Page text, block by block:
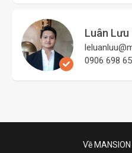
Luân Lưu
0906 698
Về MANSION